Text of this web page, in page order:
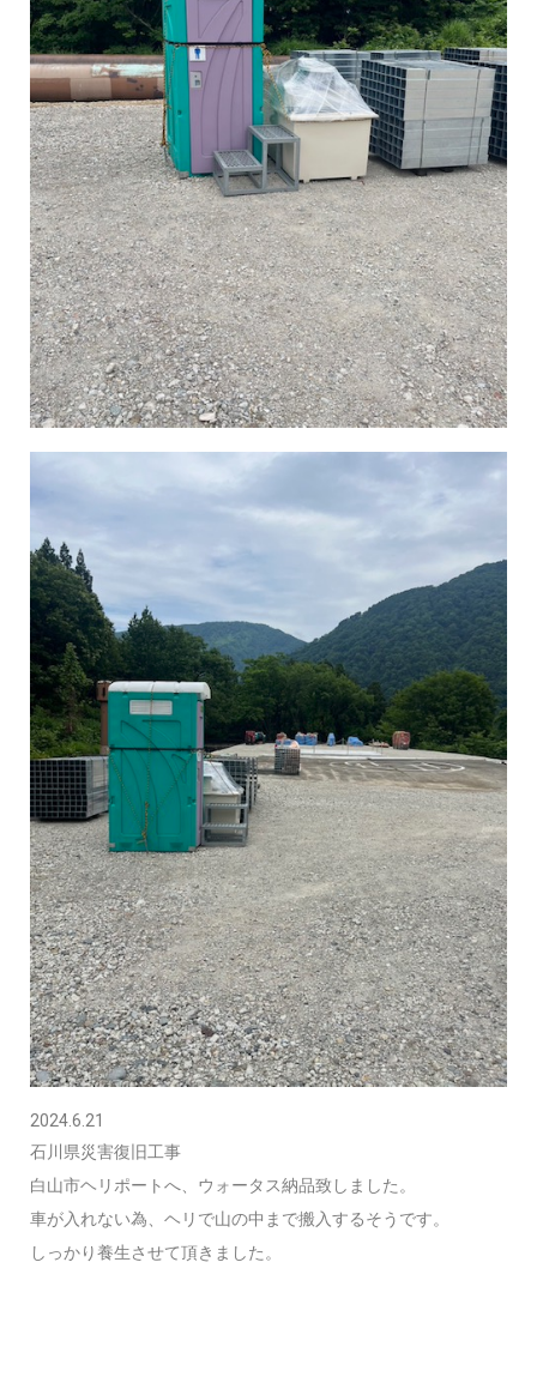
2024.6.21
石川県災害復旧工事
白山市ヘリポートへ、ウォータス納品致しました。
車が入れない為、ヘリで山の中まで搬入するそうです。
しっかり養生させて頂きました。